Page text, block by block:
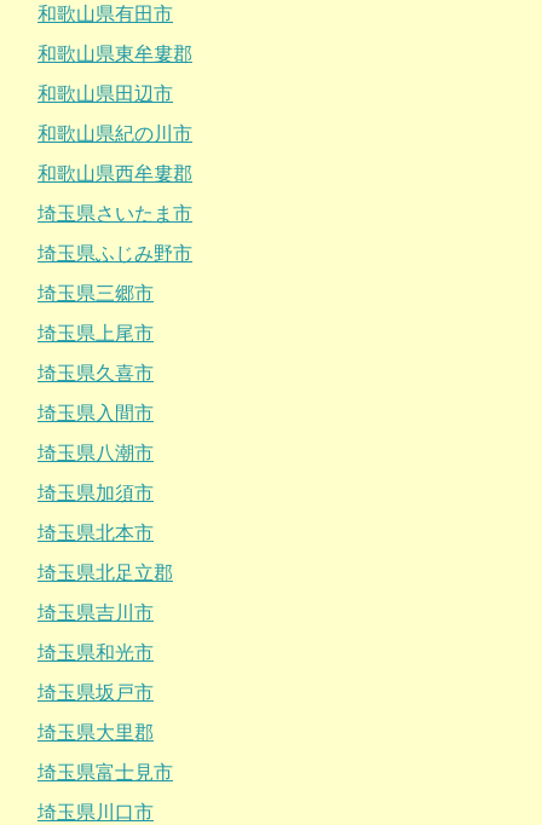
和歌山県有田市
和歌山県東牟婁郡
和歌山県田辺市
和歌山県紀の川市
和歌山県西牟婁郡
埼玉県さいたま市
埼玉県ふじみ野市
埼玉県三郷市
埼玉県上尾市
埼玉県久喜市
埼玉県入間市
埼玉県八潮市
埼玉県加須市
埼玉県北本市
埼玉県北足立郡
埼玉県吉川市
埼玉県和光市
埼玉県坂戸市
埼玉県大里郡
埼玉県富士見市
埼玉県川口市